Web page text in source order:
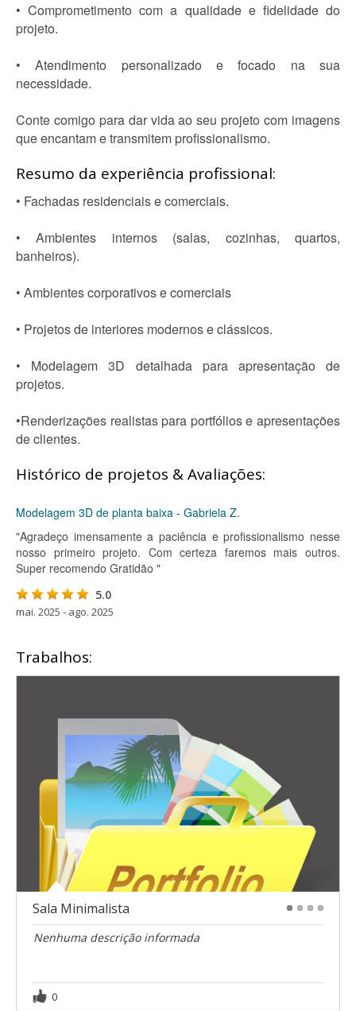
• Comprometimento com a qualidade e fidelidade do
projeto.
• Atendimento personalizado e focado na sua
necessidade.
Conte comigo para dar vida ao seu projeto com imagens
que encantam e transmitem profissionalismo.
Resumo da experiência profissional:
• Fachadas residenciais e comerciais.
• Ambientes internos (salas, cozinhas, quartos,
banheiros).
• Ambientes corporativos e comerciais
• Projetos de interiores modernos e clássicos.
• Modelagem 3D detalhada para apresentação de
projetos.
•Renderizações realistas para portfólios e apresentações
de clientes.
Histórico de projetos & Avaliações:
Modelagem 3D de planta baixa - Gabriela Z.
"Agradeço imensamente a paciência e profissionalismo nesse
nosso primeiro projeto. Com certeza faremos mais outros.
Super recomendo Gratidão "
5.0
mai. 2025 - ago. 2025
Trabalhos:
Sala Minimalista
Nenhuma descrição informada
0